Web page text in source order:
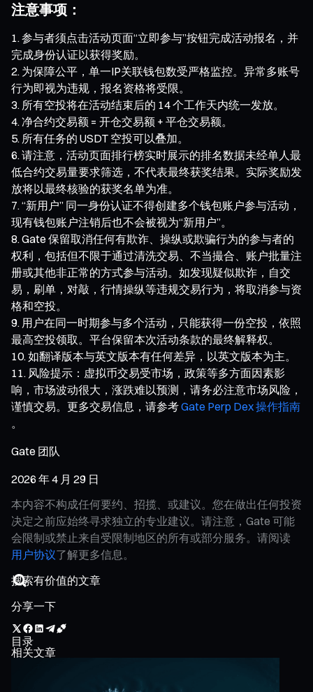
注意事项：
参与者须点击活动页面“立即参与”按钮完成活动报名，并
完成身份认证以获得奖励。
为保障公平，单一IP关联钱包数受严格监控。异常多账号
行为即视为违规，报名资格将受限。
所有空投将在活动结束后的 14 个工作天内统一发放。
净合约交易额 = 开仓交易额 + 平仓交易额。
所有任务的 USDT 空投可以叠加。
请注意，活动页面排行榜实时展示的排名数据未经单人最
低合约交易量要求筛选，不代表最终获奖结果。实际奖励发
放将以最终核验的获奖名单为准。
“新用户” 同一身份认证不得创建多个钱包账户参与活动，
现有钱包账户注销后也不会被视为“新用户”。
Gate 保留取消任何有欺诈、操纵或欺骗行为的参与者的
权利，包括但不限于通过清洗交易、不当撮合、账户批量注
册或其他非正常的方式参与活动。如发现疑似欺诈，自交
易，刷单，对敲，行情操纵等违规交易行为，将取消参与资
格和空投。
用户在同一时期参与多个活动，只能获得一份空投，依照
最高空投领取。平台保留本次活动条款的最终解释权。
如翻译版本与英文版本有任何差异，以英文版本为主。
风险提示：虚拟币交易受市场，政策等多方面因素影
响，市场波动很大，涨跌难以预测，请务必注意市场风险，
谨慎交易。更多交易信息，请参考Gate Perp Dex 操作指南
。
Gate 团队
2026 年 4 月 29 日
本内容不构成任何要约、招揽、或建议。您在做出任何投资
决定之前应始终寻求独立的专业建议。请注意，Gate 可能
会限制或禁止来自受限制地区的所有或部分服务。请阅读
用户协议了解更多信息。
分享一下
目录
相关文章